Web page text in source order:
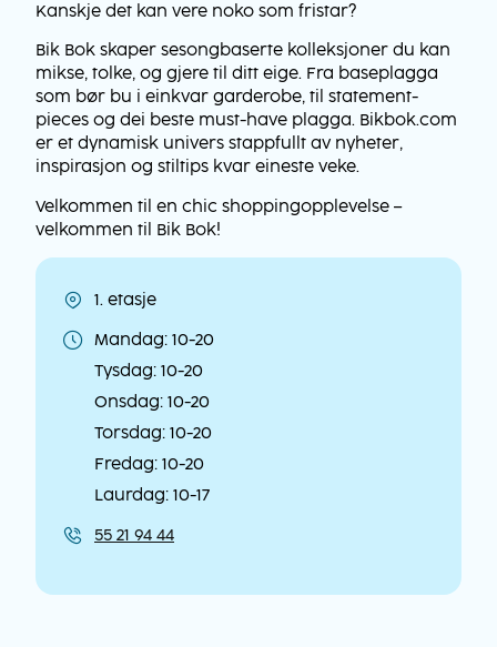
Kanskje det kan vere noko som fristar?
Bik Bok skaper sesongbaserte kolleksjoner du kan
mikse, tolke, og gjere til ditt eige. Fra baseplagga
som bør bu i einkvar garderobe, til statement-
pieces og dei beste must-have plagga. Bikbok.com
er et dynamisk univers stappfullt av nyheter,
inspirasjon og stiltips kvar eineste veke.
Velkommen til en chic shoppingopplevelse –
velkommen til Bik Bok!
Lokasjon
1. etasje
Åpningstider
Mandag: 10-20
Tysdag: 10-20
Onsdag: 10-20
Torsdag: 10-20
Fredag: 10-20
Laurdag: 10-17
Kontaktinformasjon
55 21 94 44